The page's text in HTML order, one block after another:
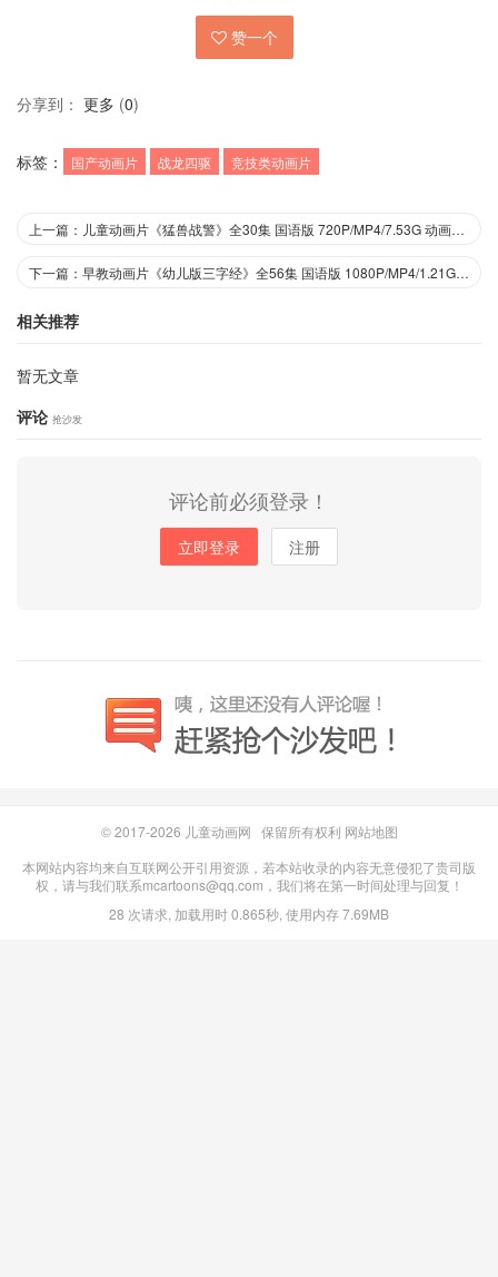
赞一个
分享到： 更多 (0)
标签： 国产动画片 战龙四驱 竞技类动画片
上一篇：儿童动画片《猛兽战警》全30集 国语版 720P/MP4/7.53G 动画片猛兽战警下载
下一篇：早教动画片《幼儿版三字经》全56集 国语版 1080P/MP4/1.21G 动画片幼儿版三字经下载
相关推荐
暂无文章
评论 抢沙发
评论前必须登录！
立即登录 注册
© 2017-2026 儿童动画网 保留所有权利 网站地图
本网站内容均来自互联网公开引用资源，若本站收录的内容无意侵犯了贵司版
权，请与我们联系mcartoons@qq.com，我们将在第一时间处理与回复！
28 次请求, 加载用时 0.865秒, 使用内存 7.69MB